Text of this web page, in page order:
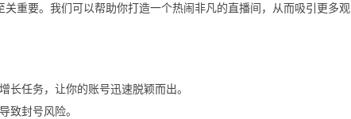
重要。我们可以帮助你打造一个热闹非凡的直播间，从而吸引更多
任务，让你的账号迅速脱颖而出。
致封号风险。